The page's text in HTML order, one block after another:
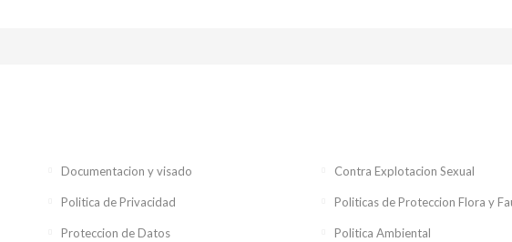
Documentacion y visado
Politica de Privacidad
Proteccion de Datos
Contra Explotacion Sexual
Politicas de Proteccion Flora y
Politica Ambiental